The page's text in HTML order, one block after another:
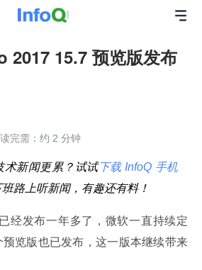
15.7 预览版发布
完需：约 2 分钟
术新闻更累？试试下载 InfoQ 手机
路上听新闻，有趣还有料！
经发布一年多了，微软一直持续定
览版也已发布，这一版本继续带来